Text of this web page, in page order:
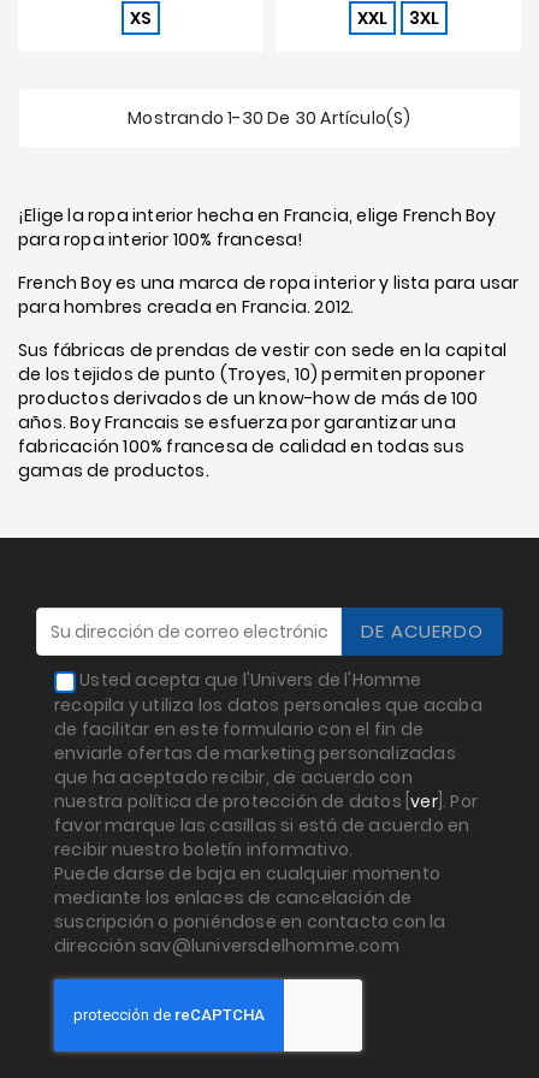
XS XXL 3XL
Mostrando 1-30 De 30 Artículo(s)
¡Elige la ropa interior hecha en Francia, elige French Boy
para ropa interior 100% francesa!
French Boy es una marca de ropa interior y lista para usar
para hombres creada en Francia. 2012.
Sus fábricas de prendas de vestir con sede en la capital
de los tejidos de punto (Troyes, 10) permiten proponer
productos derivados de un know-how de más de 100
años. Boy Francais se esfuerza por garantizar una
fabricación 100% francesa de calidad en todas sus
gamas de productos.
Usted acepta que l'Univers de l'Homme
recopila y utiliza los datos personales que acaba
de facilitar en este formulario con el fin de
enviarle ofertas de marketing personalizadas
que ha aceptado recibir, de acuerdo con
nuestra política de protección de datos [ver]. Por
favor marque las casillas si está de acuerdo en
recibir nuestro boletín informativo.
Puede darse de baja en cualquier momento
mediante los enlaces de cancelación de
suscripción o poniéndose en contacto con la
dirección sav@luniversdelhomme.com